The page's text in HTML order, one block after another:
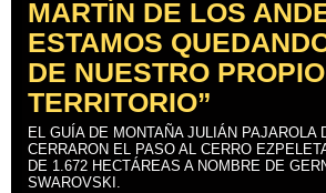
MARTÍN DE LOS
ESTAMOS
DE NUESTRO PROPIO
TERRITORIO”
EL GUÍA DE MONTAÑA JULIÁN PAJAROLA
CERRARON EL PASO AL CERRO
DE 1.672 HECTÁREAS A NOMBRE DE
SWAROVSKI.